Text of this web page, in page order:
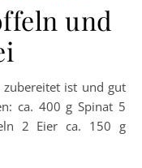
und
ca. 400 g Spinat 5
2 Eier ca. 150 g